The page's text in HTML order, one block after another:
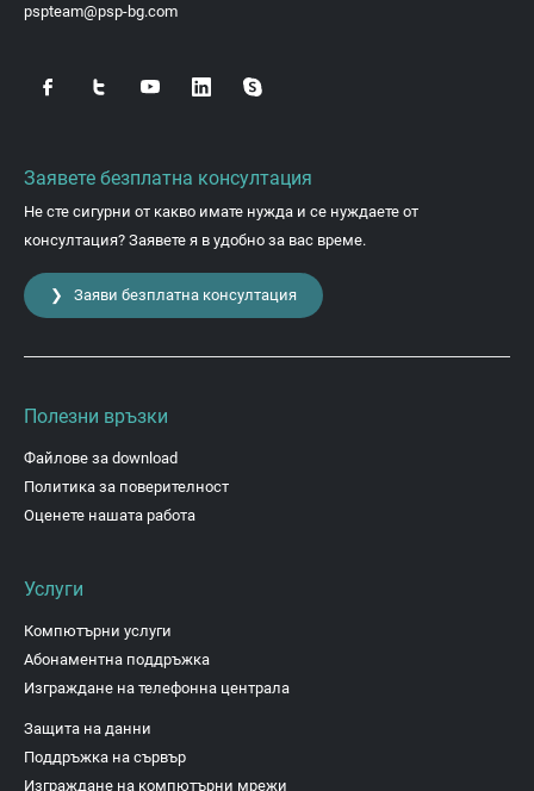
pspteam@psp-bg.com
Заявете безплатна консултация
Не сте сигурни от какво имате нужда и се нуждаете от
консултация? Заявете я в удобно за вас време.
❯ Заяви безплатна консултация
Полезни връзки
Файлове за download
Политика за поверителност
Оценете нашата работа
Услуги
Компютърни услуги
Абонаментна поддръжка
Изграждане на телефонна централа
Защита на данни
Поддръжка на сървър
Изграждане на компютърни мрежи